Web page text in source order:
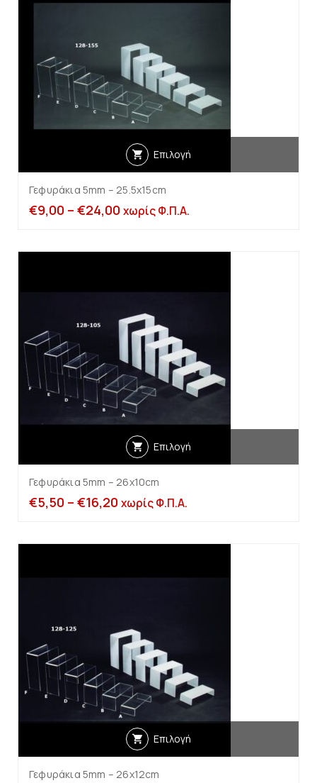
Επιλογή
Γεφυράκια 5mm – 25.5x15cm
€9,00 – €24,00 χωρίς Φ.Π.Α.
Επιλογή
Γεφυράκια 5mm – 26x10cm
€5,50 – €16,20 χωρίς Φ.Π.Α.
Επιλογή
Γεφυράκια 5mm – 26x12cm